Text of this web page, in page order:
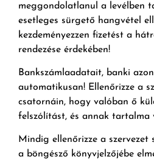
meggondolatlanul a levélben
esetleges sürgető hangvétel
kezdeményezzen fizetést a
rendezése érdekében!
Bankszámlaadatait, banki
automatikusan! Ellenőrizze a
csatornáin, hogy valóban ő
felszólítást, és annak tartalma
Mindig ellenőrizze a szervezet
a böngésző könyvjelzőjébe